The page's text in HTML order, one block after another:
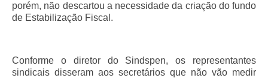
porém, não descartou a necessidade da criação do fundo
de Estabilização Fiscal.
Conforme o diretor do Sindspen, os representantes
sindicais disseram aos secretários que não vão medir